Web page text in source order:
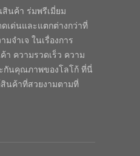
นค้า ร่มพรีเมี่ยม
เด่นและแตกต่างกว่าที่
จำเจ ในเรื่องการ
ความรวดเร็ว ความ
กันคุณภาพของโลโก้ ที่นี่
นค้าที่สวยงามตามที่